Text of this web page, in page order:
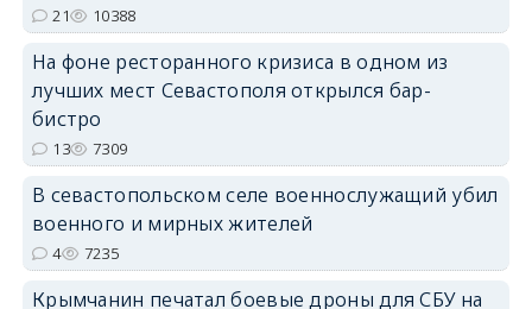
erid: 2SDnjdvhGXG
21 10388
На фоне ресторанного кризиса в одном из
лучших мест Севастополя открылся бар-
бистро
13 7309
В севастопольском селе военнослужащий убил
военного и мирных жителей
4 7235
Крымчанин печатал боевые дроны для СБУ на